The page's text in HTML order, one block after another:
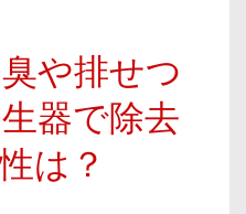
や排せつ
器で除去
は？